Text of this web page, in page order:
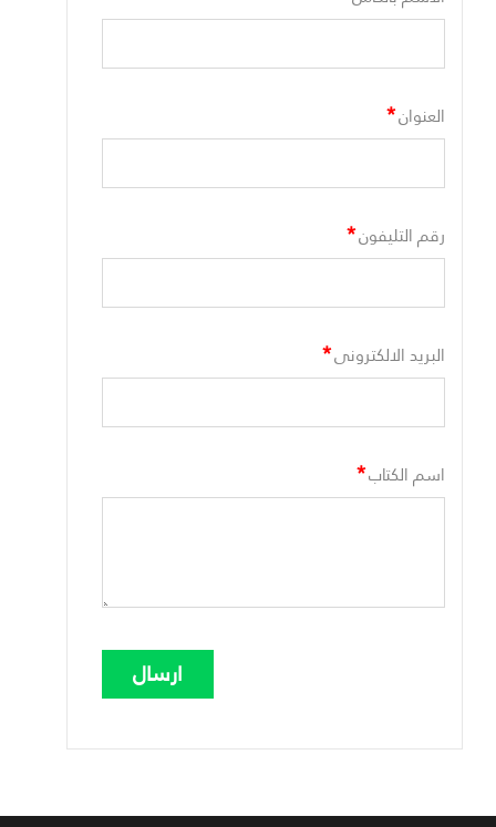
العنوان*
رقم التليفون*
البريد الالكترونى*
اسم الكتاب*